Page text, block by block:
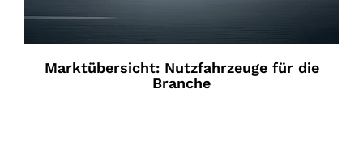
Marktübersicht: Nutzfahrzeuge für die
Branche